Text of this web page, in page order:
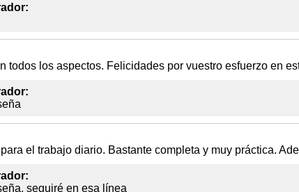
En todos los aspectos. Felicidades por vuestro esfuerzo en
para el trabajo diario. Bastante completa y muy práctica.
seguiré en esa línea